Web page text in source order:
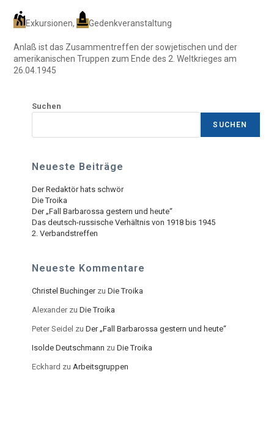
Exkursionen, Gedenkveranstaltung
Anlaß ist das Zusammentreffen der sowjetischen und der
amerikanischen Truppen zum Ende des 2. Weltkrieges am
26.04.1945
Suchen
SUCHEN
Neueste Beiträge
Der Redaktör hats schwör
Die Troika
Der „Fall Barbarossa gestern und heute“
Das deutsch-russische Verhältnis von 1918 bis 1945
2. Verbandstreffen
Neueste Kommentare
Christel BuchingerzuDie Troika
AlexanderzuDie Troika
Peter Seidel zuDer „Fall Barbarossa gestern und heute“
Isolde Deutschmann zuDie Troika
Eckhard zuArbeitsgruppen